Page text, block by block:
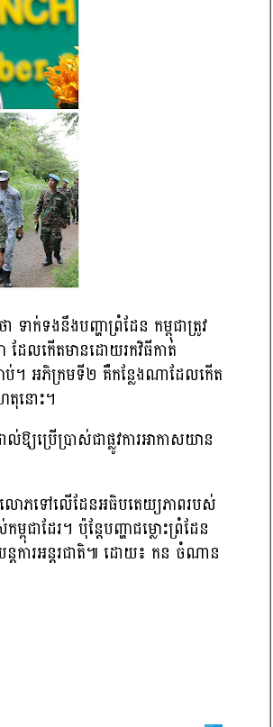
ាក់ទងនឹងបញ្ហាព្រំដែន កម្ពុជាត្រូវ
ដែលកើតមានដោយរកវិធីកាត់
ប់។ អភិក្រមទី២ គឺកន្លែងណាដែលកើត
តុនោះ។
ឱ្យប្រើប្រាស់ជាផ្លូវការអាកាសយាន
ោភទៅលើដែនអធិបតេយ្យភាពរបស់
ដែរ។ ប៉ុន្ដែបញ្ហាជម្លោះព្រំដែន
ន្តការអន្តរជាតិ៕ ដោយ៖ កន ចំណាន